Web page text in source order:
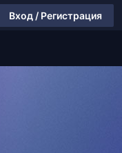
Вход / Регистрация